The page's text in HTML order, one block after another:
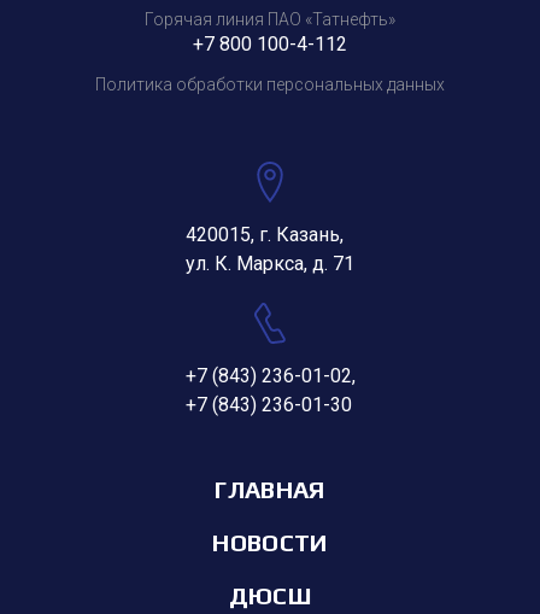
Горячая линия ПАО «Татнефть»
+7 800 100-4-112
Политика обработки персональных данных
420015, г. Казань,
ул. К. Маркса, д. 71
+7 (843) 236-01-02,
+7 (843) 236-01-30
ГЛАВНАЯ
НОВОСТИ
ДЮСШ